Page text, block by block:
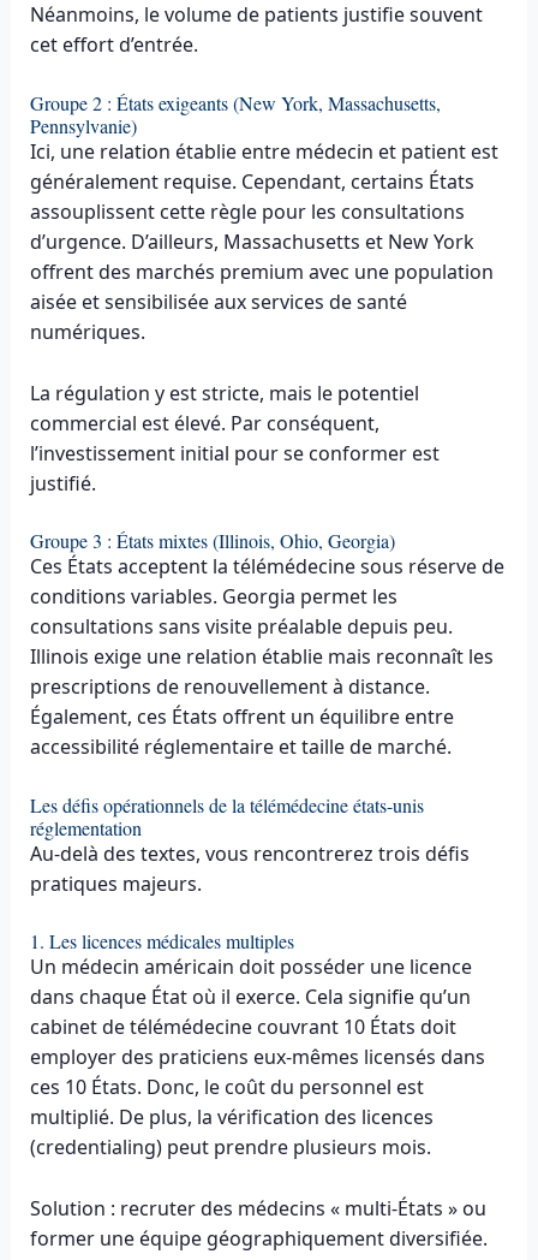
Néanmoins, le volume de patients justifie souvent
cet effort d’entrée.
Groupe 2 : États exigeants (New York, Massachusetts,
Pennsylvanie)
Ici, une relation établie entre médecin et patient est
généralement requise. Cependant, certains États
assouplissent cette règle pour les consultations
d’urgence. D’ailleurs, Massachusetts et New York
offrent des marchés premium avec une population
aisée et sensibilisée aux services de santé
numériques.
La régulation y est stricte, mais le potentiel
commercial est élevé. Par conséquent,
l’investissement initial pour se conformer est
justifié.
Groupe 3 : États mixtes (Illinois, Ohio, Georgia)
Ces États acceptent la télémédecine sous réserve de
conditions variables. Georgia permet les
consultations sans visite préalable depuis peu.
Illinois exige une relation établie mais reconnaît les
prescriptions de renouvellement à distance.
Également, ces États offrent un équilibre entre
accessibilité réglementaire et taille de marché.
Les défis opérationnels de la télémédecine états-unis
réglementation
Au-delà des textes, vous rencontrerez trois défis
pratiques majeurs.
1. Les licences médicales multiples
Un médecin américain doit posséder une licence
dans chaque État où il exerce. Cela signifie qu’un
cabinet de télémédecine couvrant 10 États doit
employer des praticiens eux-mêmes licensés dans
ces 10 États. Donc, le coût du personnel est
multiplié. De plus, la vérification des licences
(credentialing) peut prendre plusieurs mois.
Solution : recruter des médecins « multi-États » ou
former une équipe géographiquement diversifiée.